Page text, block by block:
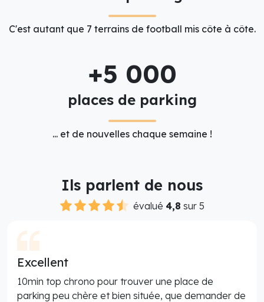
C'est autant que 7 terrains de football mis côte à côte.
+5 000
places de parking
... et de nouvelles chaque semaine !
Ils parlent de nous
évalué 4,8 sur 5
Excellent
10min top chrono pour trouver une place de
parking peu chère et bien située, que demander de